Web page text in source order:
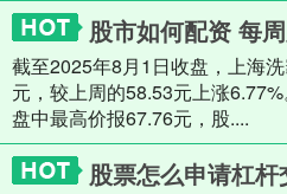
股市如何配资 每周股票复盘：上海洗霸（
截至2025年8月1日收盘，上海
元，较上周的58.53元上涨
盘中最高价报67.76元，股....
股票怎么申请杠杆交易 黄金，